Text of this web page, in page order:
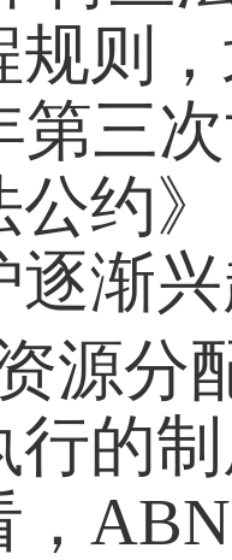
规则
第三
公约
逐渐
源分
行的
，